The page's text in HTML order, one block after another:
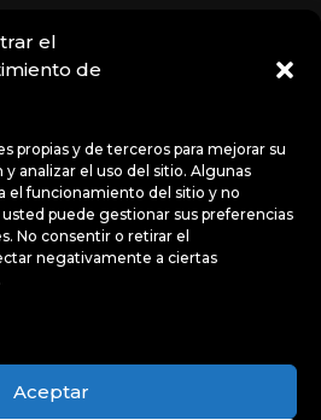
el
de
propias y de terceros para mejorar su
analizar el uso del sitio. Algunas
el funcionamiento del sitio y no
puede gestionar sus preferencias
No consentir o retirar el
negativamente a ciertas
Aceptar
sitio web utiliza cookies propias y
Algunas cookies son esenciales